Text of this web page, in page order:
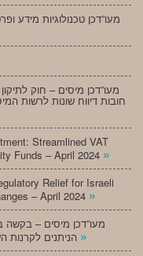
מעו”דכן טכנולוגיות מידע
חובות דיווח שונות לרשות
Streamlined VAT
Funds – April 2024 »
Relief for Israeli
– April 2024 »
מעו”דכן מיסים – בקשה
»